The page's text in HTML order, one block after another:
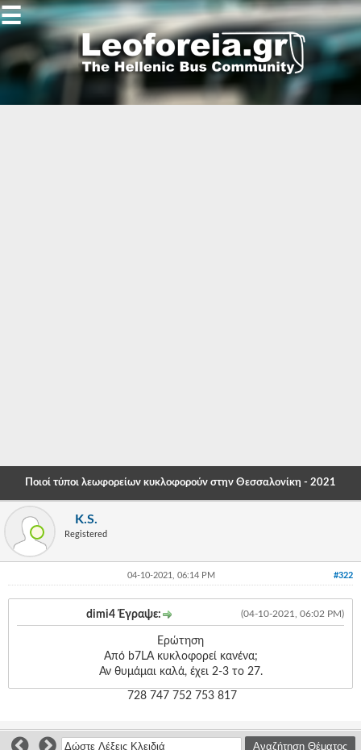
Gallery
-
-
-
-
-
Γεια
σου,
☰
Ποιοί τύποι λεωφορείων κυκλοφορούν στην Θεσσαλονίκη - 2021
K.S.
Registered
#322
04-10-2021, 06:14 PM
(04-10-2021, 06:02 PM)
dimi4 Έγραψε:
Ερώτηση
Από b7LA κυκλοφορεί κανένα;
Αν θυμάμαι καλά, έχει 2-3 το 27.
728 747 752 753 817